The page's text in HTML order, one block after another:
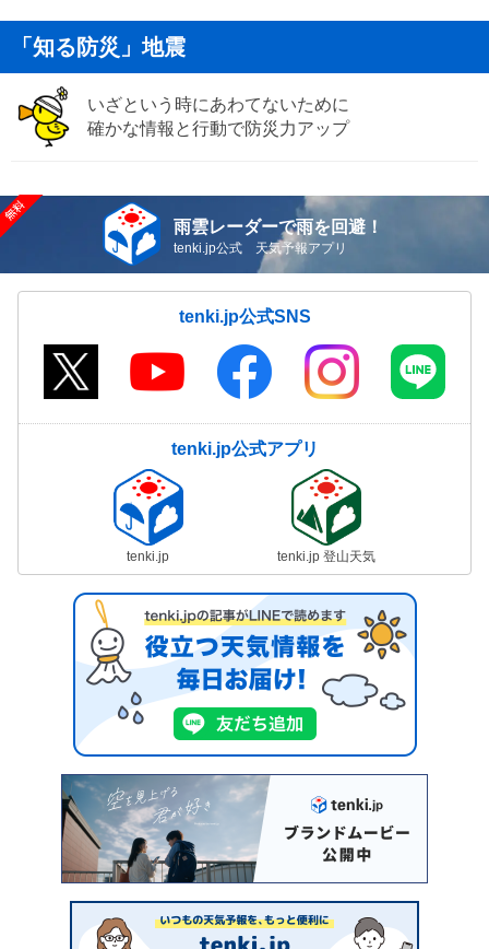
「知る防災」地震
いざという時にあわてないために
確かな情報と行動で防災力アップ
雨雲レーダーで雨を回避！
tenki.jp公式 天気予報アプリ
tenki.jp公式SNS
tenki.jp公式アプリ
tenki.jp tenki.jp 登山天気